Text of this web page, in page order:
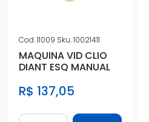
Cod.11009 Sku.10021411
MAQUINA VID CLIO
DIANT ESQ MANUAL
R$ 137,05